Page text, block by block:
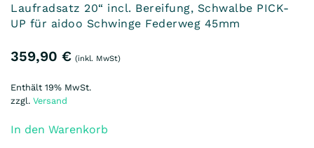
Laufradsatz 20“ incl. Bereifung, Schwalbe PICK-
UP für aidoo Schwinge Federweg 45mm
359,90 € (inkl. MwSt)
Enthält 19% MwSt.
zzgl. Versand
In den Warenkorb